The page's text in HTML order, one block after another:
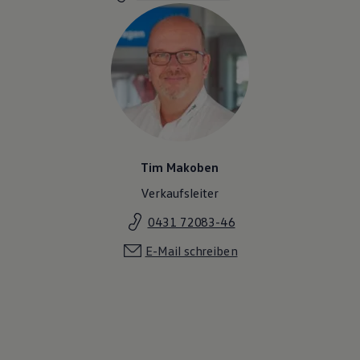
Lifestyle
Transport
Familie
Elektromobilität
Volkswagen R
Pannen- und Unfallhilfe
Volkswagen Kundenbetreuung
Tim Makoben
Verkaufsleiter
0431 72083-46
E-Mail schreiben